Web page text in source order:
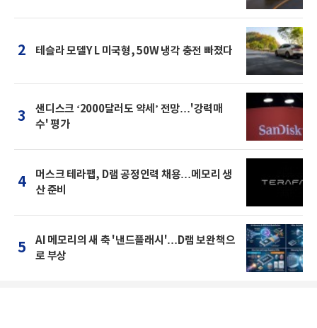
2 테슬라 모델Y L 미국형, 50W 냉각 충전 빠졌다
3
샌디스크 ‘2000달러도 약세’ 전망…'강력매
수' 평가
4
머스크 테라팹, D램 공정인력 채용…메모리 생
산 준비
5
AI 메모리의 새 축 '낸드플래시'…D램 보완책으
로 부상